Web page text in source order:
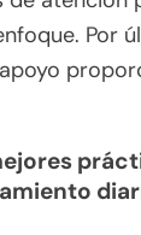
y
pueden